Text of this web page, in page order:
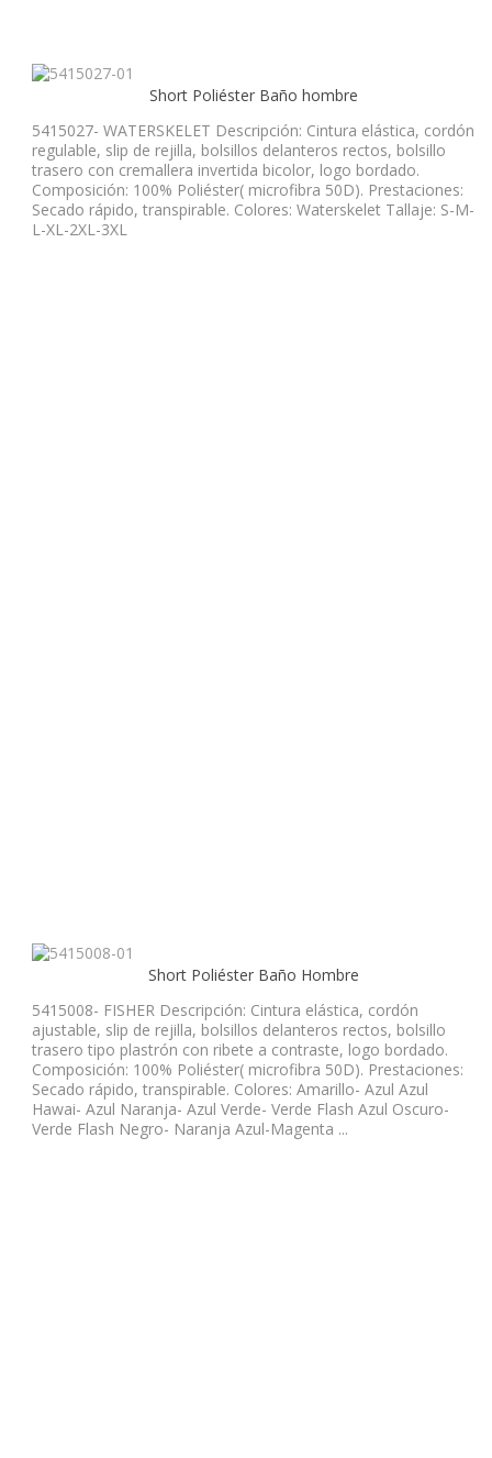
Short Poliéster Baño hombre
5415027- WATERSKELET Descripción: Cintura elástica, cordón
regulable, slip de rejilla, bolsillos delanteros rectos, bolsillo
trasero con cremallera invertida bicolor, logo bordado.
Composición: 100% Poliéster( microfibra 50D). Prestaciones:
Secado rápido, transpirable. Colores: Waterskelet Tallaje: S-M-
L-XL-2XL-3XL
Short Poliéster Baño Hombre
5415008- FISHER Descripción: Cintura elástica, cordón
ajustable, slip de rejilla, bolsillos delanteros rectos, bolsillo
trasero tipo plastrón con ribete a contraste, logo bordado.
Composición: 100% Poliéster( microfibra 50D). Prestaciones:
Secado rápido, transpirable. Colores: Amarillo- Azul Azul
Hawai- Azul Naranja- Azul Verde- Verde Flash Azul Oscuro-
Verde Flash Negro- Naranja Azul-Magenta ...